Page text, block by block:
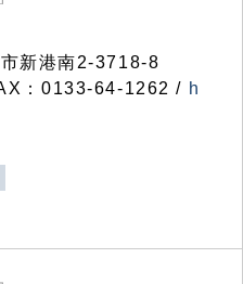
新港南2-3718-8
：0133-64-1262 / h